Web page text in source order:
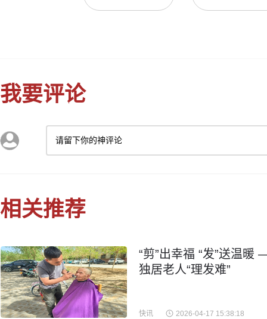
我要评论
请留下你的神评论
相关推荐
“剪”出幸福 “发”送温
独居老人“理发难”
快讯 2026-04-17 15:38:18